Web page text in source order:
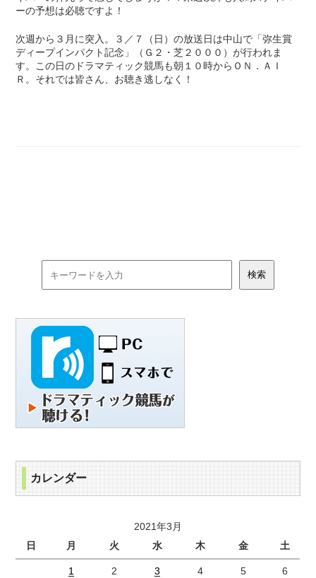
ーの予想は必聴ですよ！
次週から３月に突入。３／７（日）の放送日は中山で「弥生賞
ディープインパクト記念」（Ｇ２・芝２０００）が行われま
す。この日のドラマティック競馬も朝１０時からＯＮ．ＡＩ
Ｒ。それでは皆さん、お聴き逃しなく！
カレンダー
2021年3月
日
月 火 水 木 金 土
1 2 3 4 5 6